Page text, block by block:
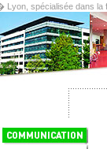
Lyon, spécialisée dans